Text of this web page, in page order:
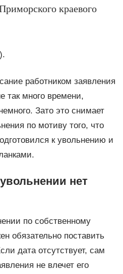
краевого
работником заявления
так много времени,
Зато это снимает
по мотиву того, что
к увольнению и
нет
по собственному
обязательно поставить
дата отсутствует, сам
не влечет его